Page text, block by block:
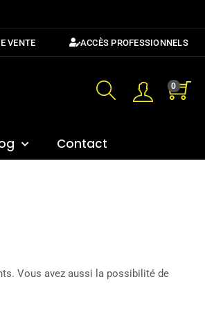
VENTE ACCÈS PROFESSIONNELS
0
Contact
Vous avez aussi la possibilité de